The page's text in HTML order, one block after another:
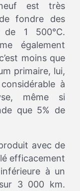
est très
fondre des
de 1 500°C.
également
moins que
primaire, lui,
à
même si
que 5% de
avec de
efficacement
à un
3 000 km.